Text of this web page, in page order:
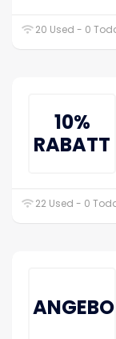
20 Used - 0
10%
RABATT
22 Used - 0